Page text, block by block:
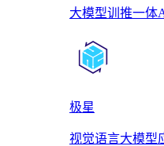
大模型训推一体
极星
视觉语言大模型